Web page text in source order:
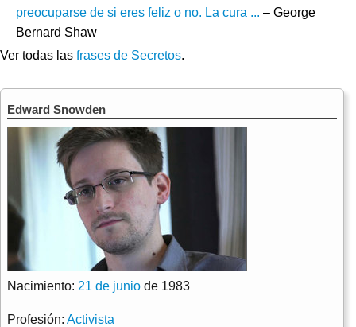
preocuparse de si eres feliz o no. La cura ... – George
Bernard Shaw
Ver todas las frases de Secretos.
Edward Snowden
Nacimiento: 21 de junio de 1983
Profesión: Activista